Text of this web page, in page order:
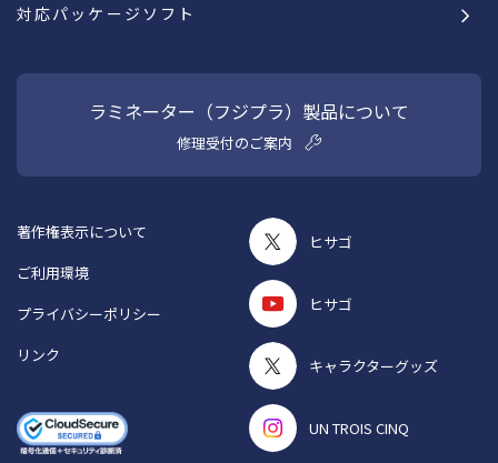
対応パッケージソフト
ラミネーター（フジプラ）製品について
修理受付のご案内
ヒサゴ
ヒサゴ
キャラクターグッズ
UN TROIS CINQ
著作権表示について
ご利用環境
プライバシーポリシー
リンク